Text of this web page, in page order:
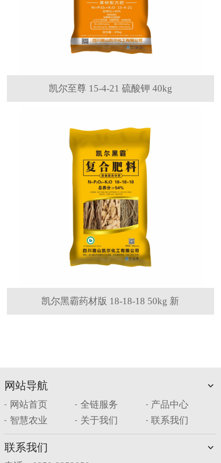
凯尔至尊 15-4-21 硫酸钾 40kg
凯尔黑霸药材版 18-18-18 50kg 新
网站导航
网站首页 全链服务
产品中心
智慧农业
关于我们 联系我们
联系我们